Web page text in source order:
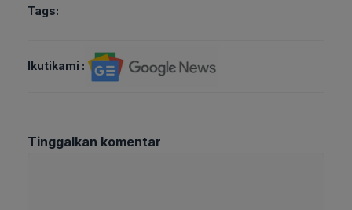
Tags:
Ikutikami :
Tinggalkan komentar